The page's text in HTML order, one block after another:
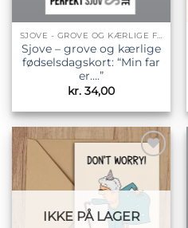
SJOVE - GROVE OG KÆRLIGE FØDSELSDAGSKORT
Sjove – grove og kærlige
fødselsdagskort: “Min far
er….”
kr. 34,00
Tilføj til
ønskeliste
IKKE PÅ LAGER